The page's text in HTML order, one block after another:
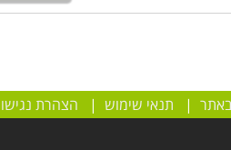
| תנאי שימוש | הצהרת